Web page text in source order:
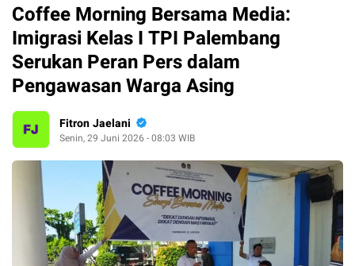
Coffee Morning Bersama Media:
Imigrasi Kelas I TPI Palembang
Serukan Peran Pers dalam
Pengawasan Warga Asing
Fitron Jaelani
Senin, 29 Juni 2026 - 08:03 WIB